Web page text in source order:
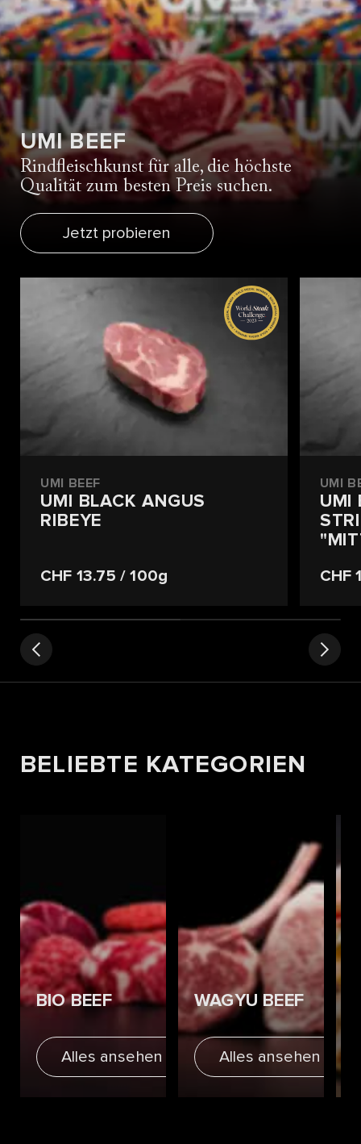
UMI BEEF
Rindfleischkunst für alle, die höchste
Qualität zum besten Preis suchen.
Jetzt probieren
UMI BEEF
UMI BLACK ANGUS
RIBEYE
CHF 13.75 / 100g
UMI
UMI
CHF
BELIEBTE KATEGORIEN
BIO BEEF
Alles ansehen
WAGYU BEEF
Alles ansehen